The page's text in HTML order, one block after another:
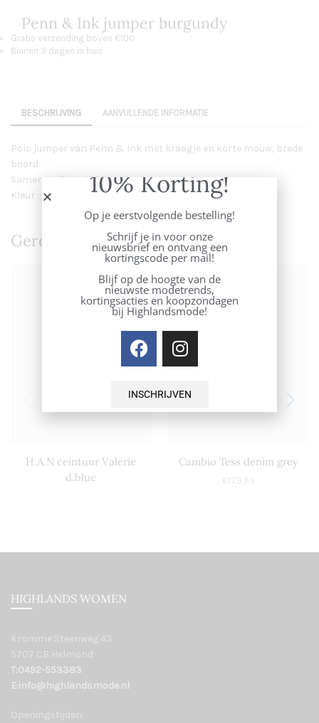
Penn & Ink jumper burgundy
Gratis verzending boven €100
Binnen 3 dagen in huis
BESCHRIJVING AANVULLENDE INFORMATIE
Polo jumper van Penn & Ink met kraagje en korte mouw, brede
boord
Samenstelling : 100% cotton
Kleur : burgundy
Gerelateerde Producten
H.A.N ceintuur Valerie
d.blue
Cambio Tess denim grey
€ 179,95
HIGHLANDS WOMEN
Kromme Steenweg 43
5707 CB Helmond
T:0492-553383
E:info@highlandsmode.nl
Openingstijden:
10% Korting!
Op je eerstvolgende bestelling!
Schrijf je in voor onze
nieuwsbrief en ontvang een
kortingscode per mail!
Blijf op de hoogte van de
nieuwste modetrends,
kortingsacties en koopzondagen
bij Highlandsmode!
INSCHRIJVEN